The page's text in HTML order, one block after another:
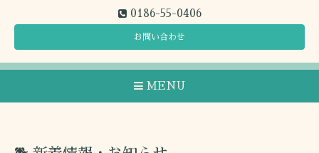
0186-55-0406
お問い合わせ
MENU